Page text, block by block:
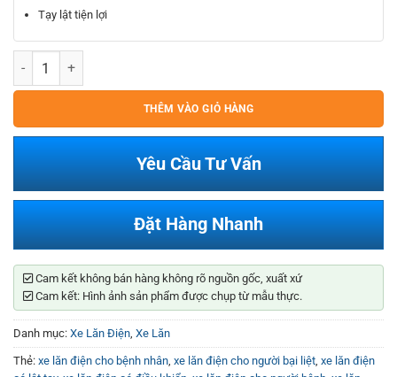
Tạy lật tiện lợi
Xe Lăn Điện Lucass S803 số lượng
THÊM VÀO GIỎ HÀNG
Yêu Cầu Tư Vấn
Đặt Hàng Nhanh
Cam kết không bán hàng không rõ nguồn gốc, xuất xứ
Cam kết: Hình ảnh sản phẩm được chụp từ mẫu thực.
Danh mục: Xe Lăn Điện, Xe Lăn
Thẻ: xe lăn điện cho bệnh nhân, xe lăn điện cho người bại liệt, xe lăn điện